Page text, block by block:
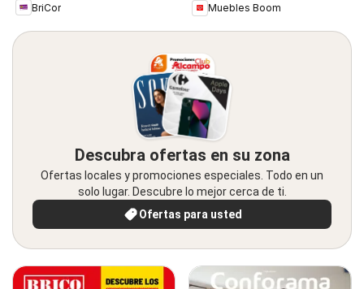
BriCor
Muebles Boom
Descubra ofertas en su zona
Ofertas locales y promociones especiales. Todo en un
solo lugar. Descubre lo mejor cerca de ti.
Ofertas para usted